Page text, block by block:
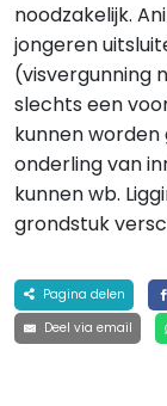
noodzakelijk.
jongeren
(visvergunning
slechts een
kunnen worden
onderling van
kunnen wb.
grondstuk
Pagina delen
Deel via email